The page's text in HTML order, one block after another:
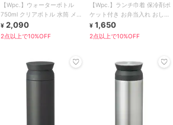
【Wpc.】ウォーターボトル
750ml クリアボトル 水筒 メモ
リ付き 大容量 オフィス ジム
¥ 2,090
2点以上で10%OFF
【Wpc.】ランチ巾着 保冷剤ポ
ケット付き お弁当入れ おしゃ
れ はっ水加工 お弁当袋 レディ
ース
¥ 1,650
2点以上で10%OFF